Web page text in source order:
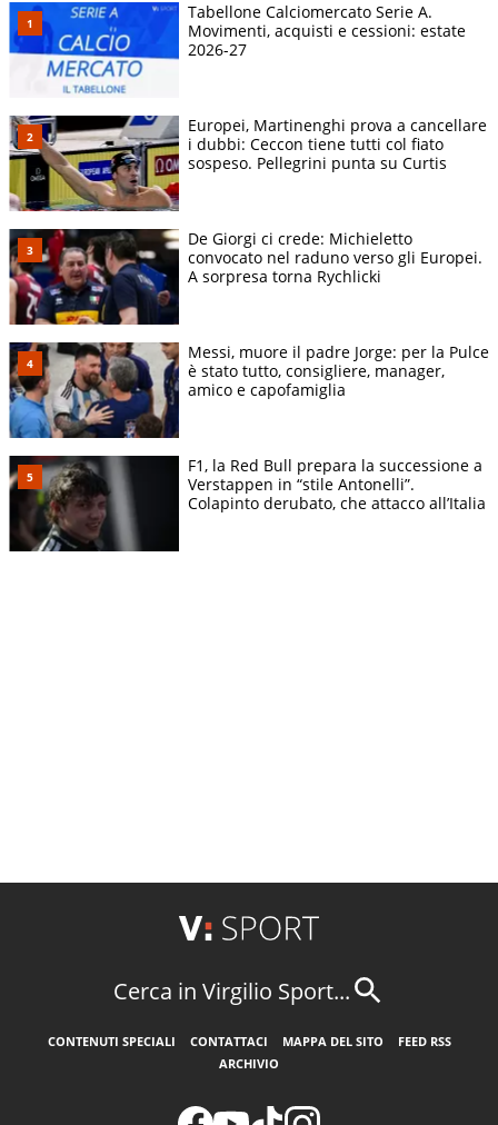
Tabellone Calciomercato Serie A.
Movimenti, acquisti e cessioni: estate
2026-27
Europei, Martinenghi prova a cancellare
i dubbi: Ceccon tiene tutti col fiato
sospeso. Pellegrini punta su Curtis
De Giorgi ci crede: Michieletto
convocato nel raduno verso gli Europei.
A sorpresa torna Rychlicki
Messi, muore il padre Jorge: per la Pulce
è stato tutto, consigliere, manager,
amico e capofamiglia
F1, la Red Bull prepara la successione a
Verstappen in “stile Antonelli”.
Colapinto derubato, che attacco all’Italia
Cerca in Virgilio Sport...
CONTENUTI SPECIALI CONTATTACI MAPPA DEL SITO
FEED RSS
ARCHIVIO